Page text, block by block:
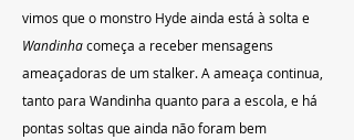
vimos que o monstro Hyde ainda está à solta e
Wandinha começa a receber mensagens
ameaçadoras de um stalker. A ameaça continua,
tanto para Wandinha quanto para a escola, e há
pontas soltas que ainda não foram bem